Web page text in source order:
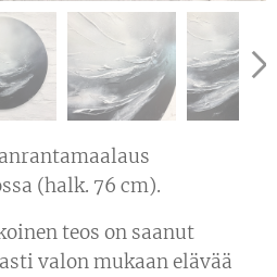
(halk. 76 cm).
teos on saanut
valon mukaan elävää